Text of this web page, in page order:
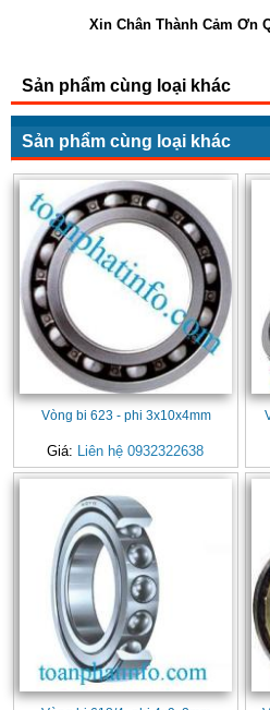
Xin Chân Thành Cảm Ơn
Sản phẩm cùng loại khác
Sản phẩm cùng loại khác
Vòng bi 623 - phi 3x10x4mm
Giá: Liên hệ 0932322638